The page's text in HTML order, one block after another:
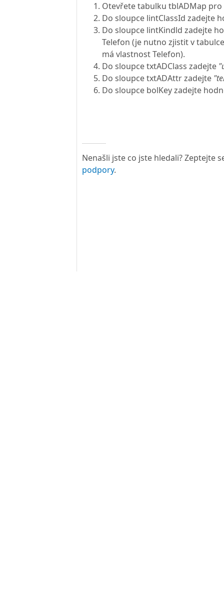
Otevřete tabulku tblADMap
Do sloupce lintClassId zadejte
Do sloupce lintKindld zadejte
Telefon (je nutno zjistit v
má vlastnost Telefon).
Do sloupce txtADClass zadejte
Do sloupce txtADAttr zadejte
Do sloupce bolKey zadejte
Nenašli jste co jste hledali? Zeptejte
podpory.